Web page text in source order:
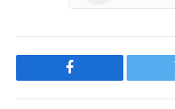
Facebook